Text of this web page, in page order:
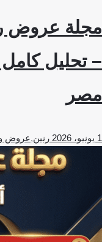
– تحليل
مصر
1 يونيو، 2026 رنين,عروض